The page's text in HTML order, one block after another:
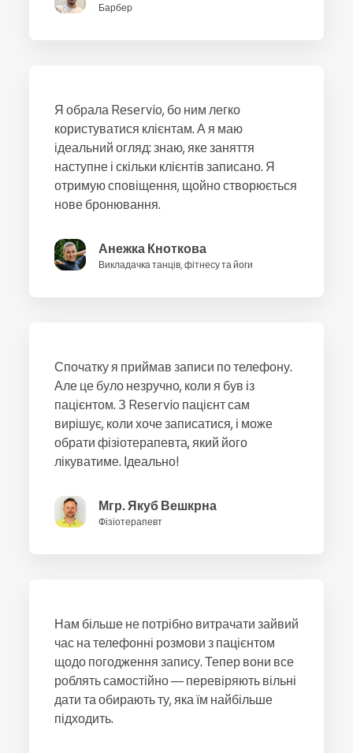
Барбер
Я обрала Reservio, бо ним легко
користуватися клієнтам. А я маю
ідеальний огляд: знаю, яке заняття
наступне і скільки клієнтів записано. Я
отримую сповіщення, щойно створюється
нове бронювання.
Анежка Кноткова
Викладачка танців, фітнесу та йоги
Спочатку я приймав записи по телефону.
Але це було незручно, коли я був із
пацієнтом. З Reservio пацієнт сам
вирішує, коли хоче записатися, і може
обрати фізіотерапевта, який його
лікуватиме. Ідеально!
Мгр. Якуб Вешкрна
Фізіотерапевт
Нам більше не потрібно витрачати зайвий
час на телефонні розмови з пацієнтом
щодо погодження запису. Тепер вони все
роблять самостійно — перевіряють вільні
дати та обирають ту, яка їм найбільше
підходить.